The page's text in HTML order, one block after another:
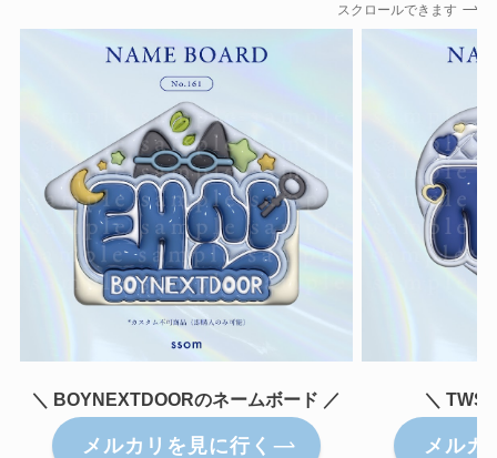
スクロールできます
＼ BOYNEXTDOORのネームボード ／
メルカリを見に行く
＼ TWS
メルカ